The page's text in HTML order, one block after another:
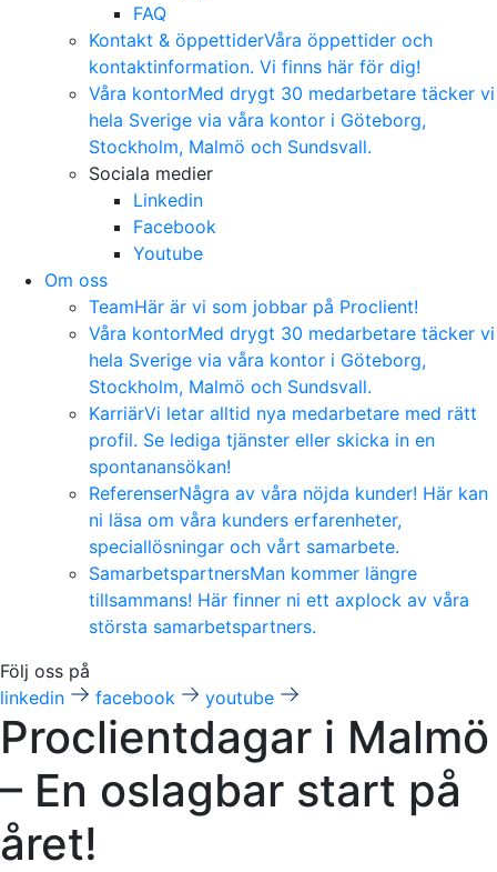
FAQ
Kontakt & öppettiderVåra öppettider och
kontaktinformation. Vi finns här för dig!
Våra kontorMed drygt 30 medarbetare täcker vi
hela Sverige via våra kontor i Göteborg,
Stockholm, Malmö och Sundsvall.
Sociala medier
Linkedin
Facebook
Youtube
Om oss
TeamHär är vi som jobbar på Proclient!
Våra kontorMed drygt 30 medarbetare täcker vi
hela Sverige via våra kontor i Göteborg,
Stockholm, Malmö och Sundsvall.
KarriärVi letar alltid nya medarbetare med rätt
profil. Se lediga tjänster eller skicka in en
spontanansökan!
ReferenserNågra av våra nöjda kunder! Här kan
ni läsa om våra kunders erfarenheter,
speciallösningar och vårt samarbete.
SamarbetspartnersMan kommer längre
tillsammans! Här finner ni ett axplock av våra
största samarbetspartners.
Följ oss på
linkedin
facebook youtube
Proclientdagar i Malmö
– En oslagbar start på
året!